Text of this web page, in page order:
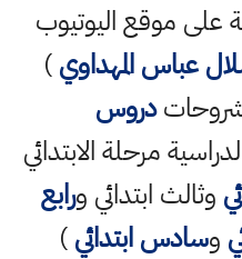
على موقع اليوتيوب
عباس المهداوي)
دروس
مرحلة الابتدائي
وثالث ابتدائي ورابع
وسادس ابتدائي)